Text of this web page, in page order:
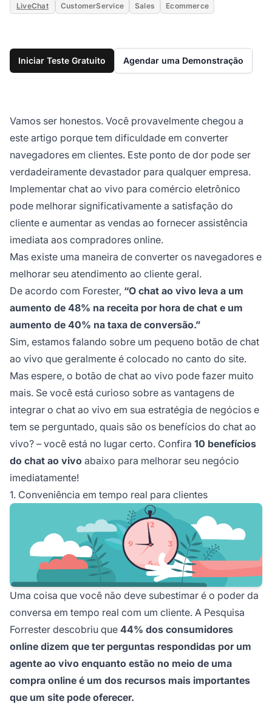
LiveChat CustomerService Sales Ecommerce
Iniciar Teste Gratuito Agendar uma Demonstração
Vamos ser honestos. Você provavelmente chegou a
este artigo porque tem dificuldade em converter
navegadores em clientes. Este ponto de dor pode ser
verdadeiramente devastador para qualquer empresa.
Implementar chat ao vivo para comércio eletrônico
pode melhorar significativamente a satisfação do
cliente e aumentar as vendas ao fornecer assistência
imediata aos compradores online.
Mas existe uma maneira de converter os navegadores e
melhorar seu atendimento ao cliente geral.
De acordo com Forester, “O chat ao vivo leva a um
aumento de 48% na receita por hora de chat e um
aumento de 40% na taxa de conversão.”
Sim, estamos falando sobre um pequeno botão de chat
ao vivo que geralmente é colocado no canto do site.
Mas espere, o botão de chat ao vivo pode fazer muito
mais. Se você está curioso sobre as vantagens de
integrar o chat ao vivo em sua estratégia de negócios e
tem se perguntado, quais são os benefícios do chat ao
vivo? – você está no lugar certo. Confira 10 benefícios
do chat ao vivo abaixo para melhorar seu negócio
imediatamente!
1. Conveniência em tempo real para clientes
Uma coisa que você não deve subestimar é o poder da
conversa em tempo real com um cliente. A Pesquisa
Forrester descobriu que 44% dos consumidores
online dizem que ter perguntas respondidas por um
agente ao vivo enquanto estão no meio de uma
compra online é um dos recursos mais importantes
que um site pode oferecer.